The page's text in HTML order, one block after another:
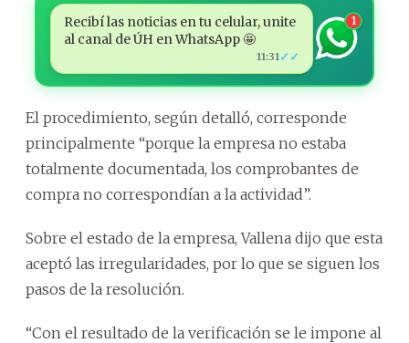
Recibí las noticias en tu celular, unite
al canal de ÚH en WhatsApp 🤩
11:31 ✓✓
1
El procedimiento, según detalló, corresponde
principalmente “porque la empresa no estaba
totalmente documentada, los comprobantes de
compra no correspondían a la actividad”.
Sobre el estado de la empresa, Vallena dijo que esta
aceptó las irregularidades, por lo que se siguen los
pasos de la resolución.
“Con el resultado de la verificación se le impone al